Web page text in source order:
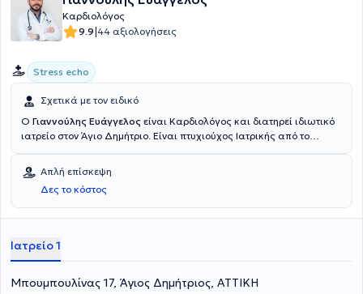
Καρδιολόγος
9.9|44 αξιολογήσεις
Stress echo
Σχετικά με τον ειδικό
Ο Γιαννούλης Ευάγγελος είναι Καρδιολόγος και διατηρεί ιδιωτικό
ιατρείο στον Άγιο Δημήτριο. Είναι πτυχιούχος Ιατρικής από το
Καρδιολογία από το Γενικό Νοσοκομείο Αθηνών "Ευαγγελισμός".
Εργάζεται ως Επιμελητής Καρδιολόγος στην Β' Καρδιολογική
Κλινική στην Ευρωκλινική Αθηνών. Στο ιατρείο του αναλαμβάνει
περιστατικά που απαντώνται σε όλο το φάσμα της καρδιολογίας,
υπερηχοκαρδιολογία, καθώς και στην δυναμική
υπερηχοκαρδιογραφία (stress echo).
Απλή επίσκεψη
Δες το κόστος
Ιατρείο 1
Μπουμπουλίνας 17, Άγιος Δημήτριος, ΑΤΤΙΚΗ